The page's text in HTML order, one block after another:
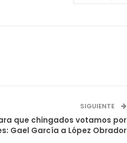
SIGUIENTE
que chingados votamos por
Gael García a López Obrador